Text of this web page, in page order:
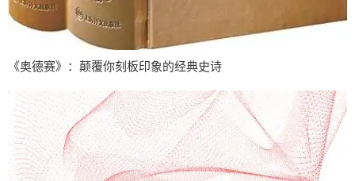
《奥德赛》：颠覆你刻板印象的经典史诗